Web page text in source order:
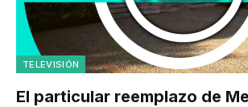
TELEVISIÓN
El particular reemplazo de